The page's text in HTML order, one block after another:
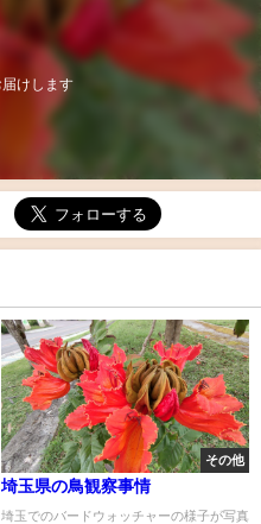
けします
その他
埼玉県の鳥観察事情
埼玉でのバードウォッチャーの様子が写真